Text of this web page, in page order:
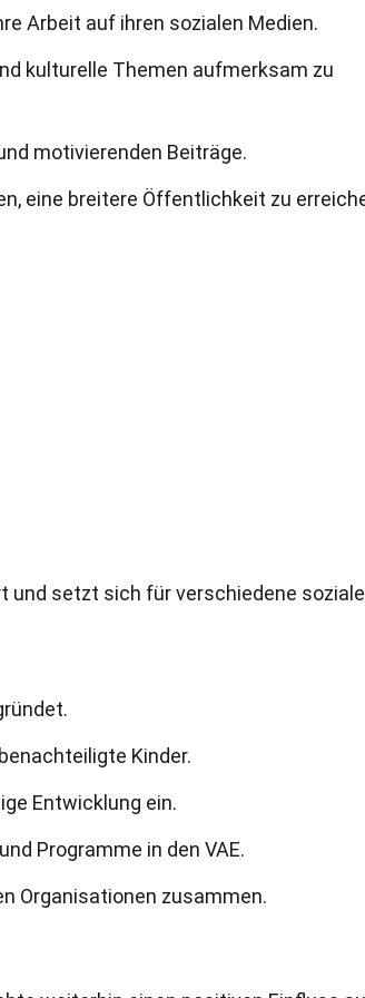
Arbeit auf ihren sozialen Medien.
kulturelle Themen aufmerksam zu
motivierenden Beiträge.
eine breitere Öffentlichkeit zu
und setzt sich für verschiedene soziale
Kinder.
Entwicklung ein.
Programme in den VAE.
Organisationen zusammen.